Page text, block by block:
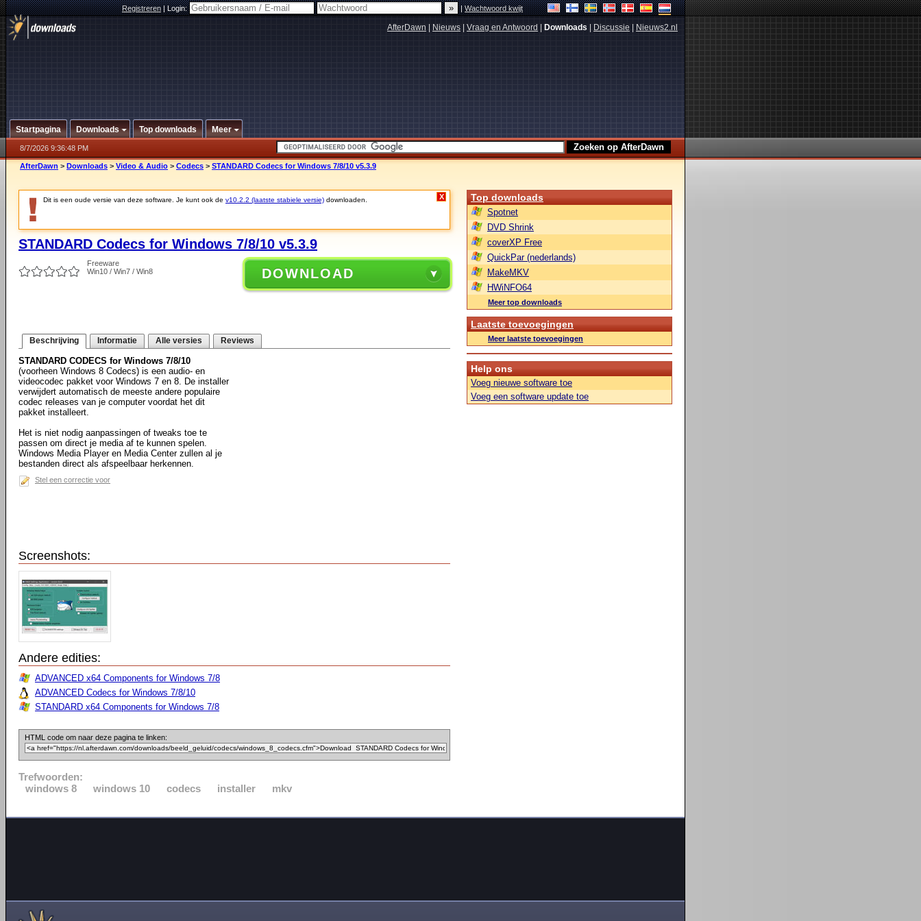
Registreren|Login: |Wachtwoord kwijt
AfterDawn Nieuws Vraag en Antwoord Downloads Discussie Nieuws2.nl
Startpagina Downloads Top downloads Meer
8/7/2026 9:36:48 PM
AfterDawn > Downloads > Video & Audio > Codecs > STANDARD Codecs for Windows 7/8/10 v5.3.9
Dit is een oude versie van deze software. Je kunt ook de v10.2.2 (laatste stabiele versie) downloaden. X
STANDARD Codecs for Windows 7/8/10 v5.3.9
Freeware
Win10 / Win7 / Win8
DOWNLOAD
Beschrijving Informatie Alle versies Reviews
STANDARD CODECS for Windows 7/8/10
(voorheen Windows 8 Codecs) is een audio- en
videocodec pakket voor Windows 7 en 8. De installer
verwijdert automatisch de meeste andere populaire
codec releases van je computer voordat het dit
pakket installeert.
Het is niet nodig aanpassingen of tweaks toe te
passen om direct je media af te kunnen spelen.
Windows Media Player en Media Center zullen al je
bestanden direct als afspeelbaar herkennen.
Stel een correctie voor
Screenshots:
Andere edities:
ADVANCED x64 Components for Windows 7/8
ADVANCED Codecs for Windows 7/8/10
STANDARD x64 Components for Windows 7/8
HTML code om naar deze pagina te linken:
Trefwoorden:
windows 8
windows 10 codecs installer mkv
Top downloads
Spotnet
DVD Shrink
coverXP Free
QuickPar (nederlands)
MakeMKV
HWiNFO64
Meer top downloads
Laatste toevoegingen
Meer laatste toevoegingen
Help ons
Voeg nieuwe software toe
Voeg een software update toe